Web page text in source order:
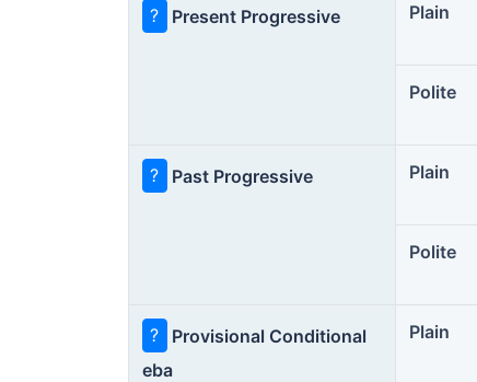
? Present Progressive Plain
Polite
? Past Progressive Plain
Polite
?
Provisional Conditional
eba
Plain